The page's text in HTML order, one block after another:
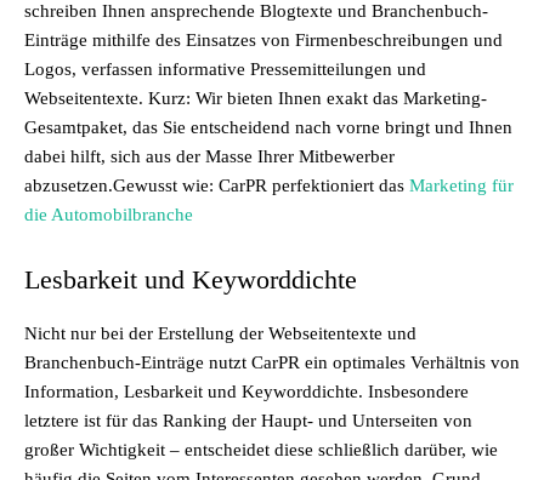
schreiben Ihnen ansprechende Blogtexte und Branchenbuch-
Einträge mithilfe des Einsatzes von Firmenbeschreibungen und
Logos, verfassen informative Pressemitteilungen und
Webseitentexte. Kurz: Wir bieten Ihnen exakt das Marketing-
Gesamtpaket, das Sie entscheidend nach vorne bringt und Ihnen
dabei hilft, sich aus der Masse Ihrer Mitbewerber
abzusetzen.Gewusst wie: CarPR perfektioniert das Marketing für
die Automobilbranche
Lesbarkeit und Keyworddichte
Nicht nur bei der Erstellung der Webseitentexte und
Branchenbuch-Einträge nutzt CarPR ein optimales Verhältnis von
Information, Lesbarkeit und Keyworddichte. Insbesondere
letztere ist für das Ranking der Haupt- und Unterseiten von
großer Wichtigkeit – entscheidet diese schließlich darüber, wie